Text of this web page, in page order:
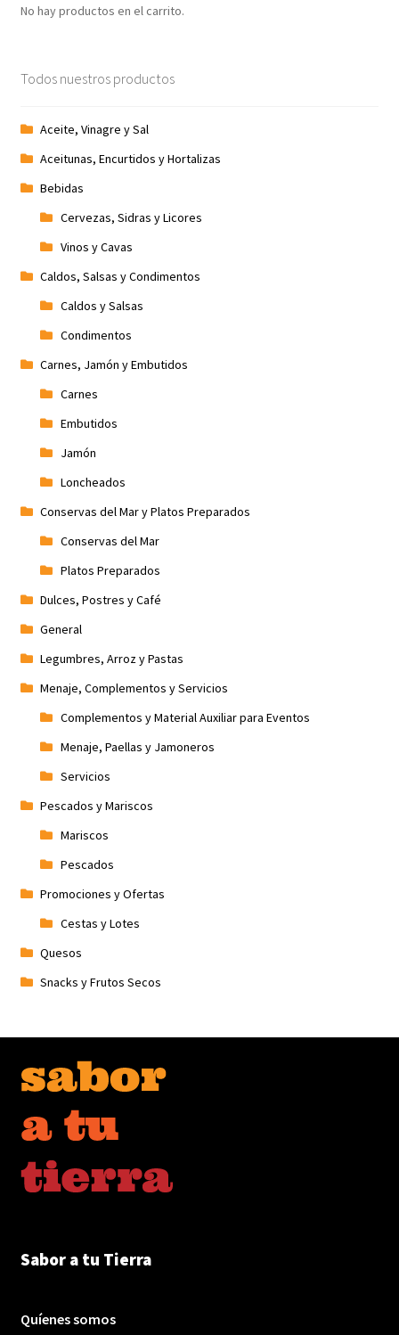
Quienes somos
Términos y condiciones
No hay productos en el carrito.
Todos nuestros productos
Aceite, Vinagre y Sal
Aceitunas, Encurtidos y Hortalizas
Bebidas
Cervezas, Sidras y Licores
Vinos y Cavas
Caldos, Salsas y Condimentos
Caldos y Salsas
Condimentos
Carnes, Jamón y Embutidos
Carnes
Embutidos
Jamón
Loncheados
Conservas del Mar y Platos Preparados
Conservas del Mar
Platos Preparados
Dulces, Postres y Café
General
Legumbres, Arroz y Pastas
Menaje, Complementos y Servicios
Complementos y Material Auxiliar para Eventos
Menaje, Paellas y Jamoneros
Servicios
Pescados y Mariscos
Mariscos
Pescados
Promociones y Ofertas
Cestas y Lotes
Quesos
Snacks y Frutos Secos
Sabor a tu Tierra
Quíenes somos